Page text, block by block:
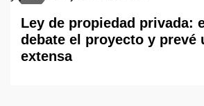
Ley de propiedad privada:
debate el proyecto y prevé
extensa